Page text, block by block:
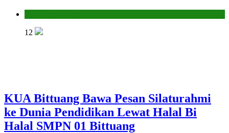
12
KUA Bittuang Bawa Pesan Silaturahmi
ke Dunia Pendidikan Lewat Halal Bi
Halal SMPN 01 Bittuang